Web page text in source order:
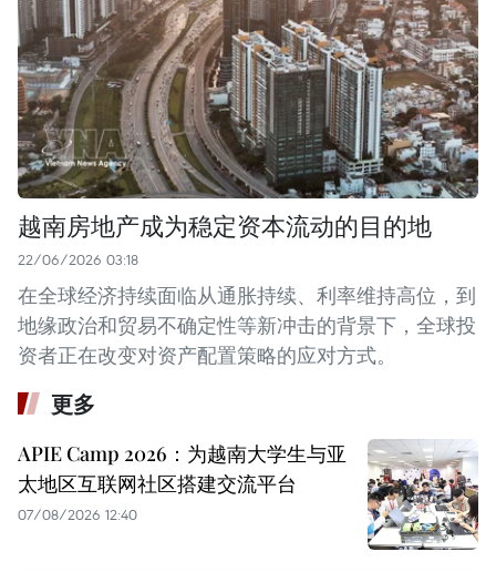
越南房地产成为稳定资本流动的目的地
22/06/2026 03:18
在全球经济持续面临从通胀持续、利率维持高位，到
地缘政治和贸易不确定性等新冲击的背景下，全球投
资者正在改变对资产配置策略的应对方式。
更多
APIE Camp 2026：为越南大学生与亚
太地区互联网社区搭建交流平台
07/08/2026 12:40